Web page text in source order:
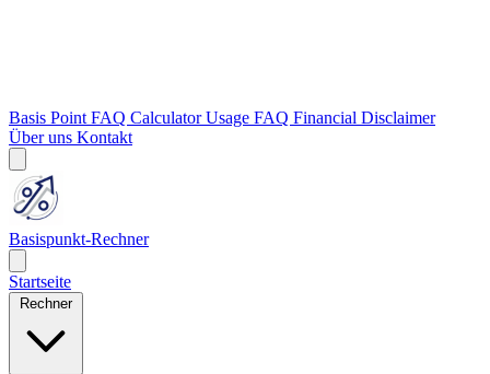
Basis Point FAQ Calculator Usage FAQ Financial Disclaimer
Über uns Kontakt
Basispunkt-Rechner
Startseite
Rechner